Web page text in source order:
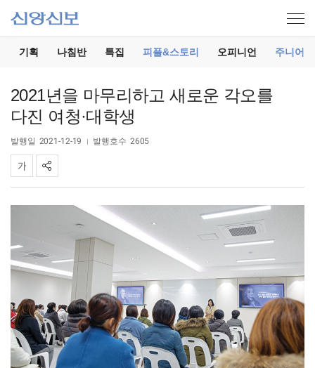
기획 나침반 특집 피플&스토리 오피니언 주니어
2021년을 마무리하고 새로운 각오를
다진 여청·대학생
발행일 2021-12-19 발행호수 2605